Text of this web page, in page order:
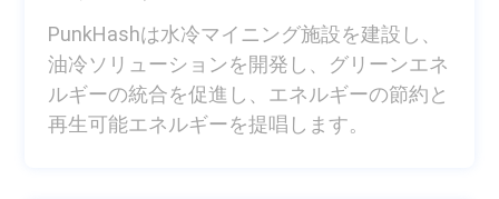
PunkHashは水冷マイニング施設を建設し、
油冷ソリューションを開発し、グリーンエネ
ルギーの統合を促進し、エネルギーの節約と
再生可能エネルギーを提唱します。